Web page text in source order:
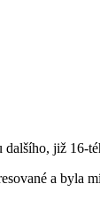
již 16-
a byla